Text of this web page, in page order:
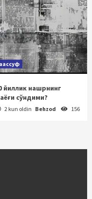
йиллик нашрнинг
сўндими?
2 kun oldin Behzod 156